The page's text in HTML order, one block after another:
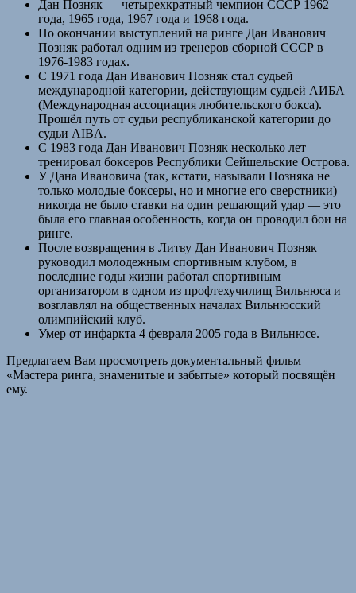
Дан Позняк — четырехкратный чемпион СССР 1962
года, 1965 года, 1967 года и 1968 года.
По окончании выступлений на ринге Дан Иванович
Позняк работал одним из тренеров сборной СССР в
1976-1983 годах.
С 1971 года Дан Иванович Позняк стал судьей
международной категории, действующим судьей АИБА
(Международная ассоциация любительского бокса).
Прошёл путь от судьи республиканской категории до
судьи AIBA.
С 1983 года Дан Иванович Позняк несколько лет
тренировал боксеров Республики Сейшельские Острова.
У Дана Ивановича (так, кстати, называли Позняка не
только молодые боксеры, но и многие его сверстники)
никогда не было ставки на один решающий удар — это
была его главная особенность, когда он проводил бои на
ринге.
После возвращения в Литву Дан Иванович Позняк
руководил молодежным спортивным клубом, в
последние годы жизни работал спортивным
организатором в одном из профтехучилищ Вильнюса и
возглавлял на общественных началах Вильнюсский
олимпийский клуб.
Умер от инфаркта 4 февраля 2005 года в Вильнюсе.
Предлагаем Вам просмотреть документальный фильм
«Мастера ринга, знаменитые и забытые» который посвящён
ему.